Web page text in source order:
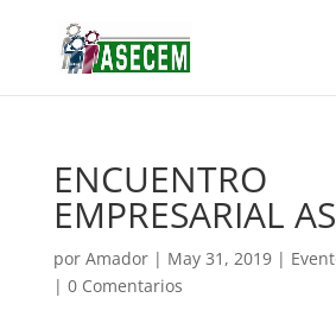
ENCUENTRO
EMPRESARIAL
por Amador| May 31, 2019|
| 0 Comentarios